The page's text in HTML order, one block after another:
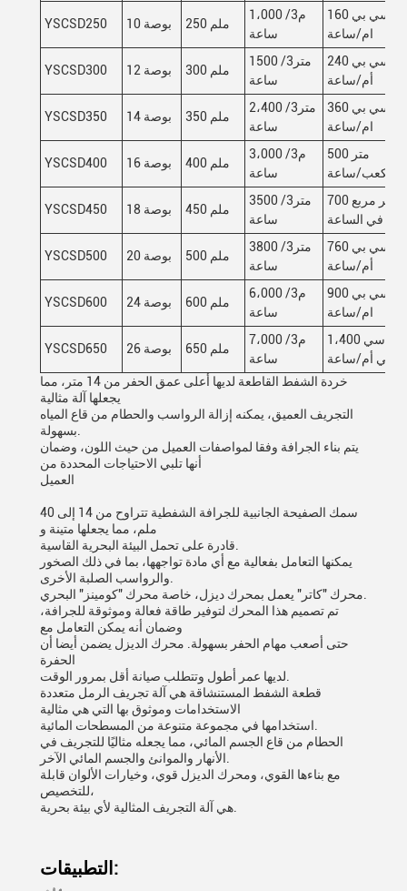
YSCSD250 10 بوصة 250 ملم
1،000 م3/
ساعة
160 سي بي
ام/ساعة
YSCSD300 12 بوصة 300 ملم
1500 متر3/
ساعة
240 سي بي
أم/ساعة
YSCSD350 14 بوصة 350 ملم
2،400 متر3/
ساعة
360 سي بي
ام/ساعة
YSCSD400 16 بوصة 400 ملم
3،000 م3/
ساعة
500 متر
مكعب/ساعة
YSCSD450 18 بوصة 450 ملم
3500 متر3/
ساعة
700 متر مربع
في الساعة
YSCSD500 20 بوصة 500 ملم
3800 متر3/
ساعة
760 سي بي
أم/ساعة
YSCSD600 24 بوصة 600 ملم
6،000 م3/
ساعة
900 سي بي
ام/ساعة
YSCSD650 26 بوصة 650 ملم
7،000 م3/
ساعة
1،400 سي
بي أم/ساعة
خردة الشفط القاطعة لديها أعلى عمق الحفر من 14 متر، مما
يجعلها آلة مثالية
التجريف العميق، يمكنه إزالة الرواسب والحطام من قاع المياه
يتم بناء الجرافة وفقا لمواصفات العميل من حيث اللون، وضمان
أنها تلبي الاحتياجات المحددة من
العميل
سمك الصفيحة الجانبية للجرافة الشفطية تتراوح من 14 إلى 40
ملم، مما يجعلها متينة و
يمكنها التعامل بفعالية مع أي مادة تواجهها، بما في ذلك الصخور
تم تصميم هذا المحرك لتوفير طاقة فعالة وموثوقة للجرافة،
وضمان أنه يمكن التعامل مع
حتى أصعب مهام الحفر بسهولة. محرك الديزل يضمن أيضا أن
الحفرة
قطعة الشفط المستنشاقة هي آلة تجريف الرمل متعددة
الاستخدامات وموثوق بها التي هي مثالية
الحطام من قاع الجسم المائي، مما يجعله مثاليًا للتجريف في
مع بناءها القوي، ومحرك الديزل قوي، وخيارات الألوان قابلة
للتخصيص،
التطبيقات: